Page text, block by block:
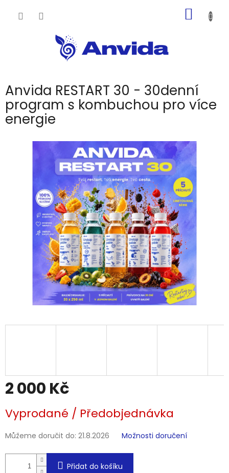
KOŠÍK
Anvida RESTART 30 - 30denní
program s kombuchou pro více
energie
2 000 Kč
cena:
Vyprodané / Předobjednávka
Můžeme doručit do: 21.8.2026 Možnosti doručení
Přidat do košíku